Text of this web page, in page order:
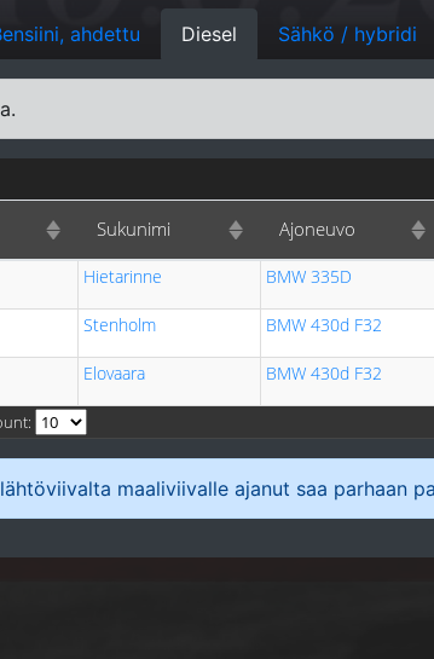
ahdettu Diesel Sähkö / hybridi
Sukunimi Ajoneuvo
Hietarinne BMW 335D
Stenholm BMW 430d F32
Elovaara BMW 430d F32
maaliviivalle ajanut saa parhaan